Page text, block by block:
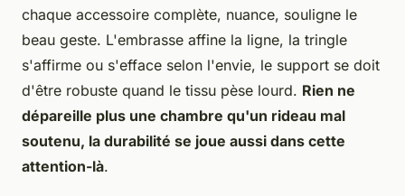
chaque accessoire complète, nuance, souligne le
beau geste. L'embrasse affine la ligne, la tringle
s'affirme ou s'efface selon l'envie, le support se doit
d'être robuste quand le tissu pèse lourd. Rien ne
dépareille plus une chambre qu'un rideau mal
soutenu, la durabilité se joue aussi dans cette
attention-là.